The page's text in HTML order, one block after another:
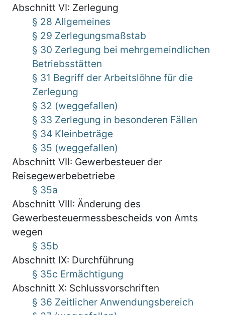
Abschnitt VI: Zerlegung
§ 28 Allgemeines
§ 29 Zerlegungsmaßstab
§ 30 Zerlegung bei mehrgemeindlichen
Betriebsstätten
§ 31 Begriff der Arbeitslöhne für die
Zerlegung
§ 32 (weggefallen)
§ 33 Zerlegung in besonderen Fällen
§ 34 Kleinbeträge
§ 35 (weggefallen)
Abschnitt VII: Gewerbesteuer der
Reisegewerbebetriebe
§ 35a
Abschnitt VIII: Änderung des
Gewerbesteuermessbescheids von Amts
wegen
§ 35b
Abschnitt IX: Durchführung
§ 35c Ermächtigung
Abschnitt X: Schlussvorschriften
§ 36 Zeitlicher Anwendungsbereich